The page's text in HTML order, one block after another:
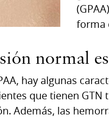
forma
normal
hay algunas
que tienen GTN
Además, las